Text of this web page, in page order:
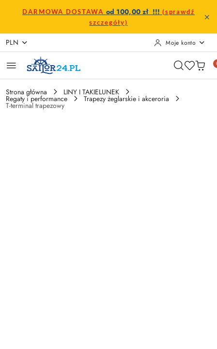
Przejdź do treści głównej
Przejdź do wyszukiwarki
Przejdź do moje konto
Przejdź do menu głównego
Przejdź do opisu produktu
Przejdź do stopki
DARMOWA DOSTAWA od 100,00 zł !!! (sprawdź
szczegóły)
PLN Moje konto
Strona główna LINY I TAKIELUNEK
Regaty i performance Trapezy żeglarskie i akceroria
T-terminal trapezowy